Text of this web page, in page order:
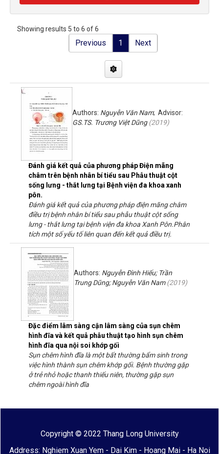
Showing results 5 to 6 of 6
Previous 1 Next
Đánh giá kết quả của phương pháp Điện mãng
châm trên bệnh nhân bí tiểu sau Phẫu thuật cột
sống lưng - thắt lưng tại Bệnh viện đa khoa xanh
pôn.
Authors: Nguyễn Văn Nam; Advisor:
GS.TS. Trương Việt Dũng(2019)
Đánh giá kết quả của phương pháp điện mãng châm
điều trị bệnh nhân bí tiểu sau phẫu thuật cột sống
lưng - thắt lưng tại bệnh viện đa khoa Xanh Pôn.Phân
tích một số yếu tố liên quan đến kết quả điều trị.
Đặc điểm lâm sàng cận lâm sàng của sụn chêm
hình đĩa và kết quả phẫu thuật tạo hình sụn chêm
hình đĩa qua nội soi khớp gối
Authors: Nguyễn Đình Hiếu; Trần
Trung Dũng; Nguyễn Văn Nam(2019)
Sụn chêm hình đĩa là một bất thường bẩm sinh trong
việc hình thành sụn chêm khớp gối. Bệnh thường gặp
ở trẻ nhỏ hoặc thanh thiếu niên, thường gặp sụn
chêm ngoài hình đĩa
Copyright © 2022 Thang Long University
Address: Nghiem Xuan Yem - Dai Kim - Hoang Mai - Ha Noi